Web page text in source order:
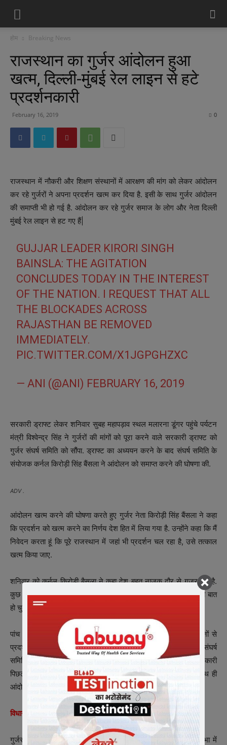
होम Breaking News
राजस्थान का गुर्जर आंदोलन हुआ
खत्म, दिल्ली-मुंबई रेल लाइन से हटे
प्रदर्शनकारी
February 16, 2019 0
राजस्थान में नौकरी और शिक्षण संस्थानों में आरक्षण की मांग को लेकर आंदोलन
कर रहे गुर्जरों ने अपना प्रदर्शन खत्म कर दिया है. इसी के साथ गुर्जर आंदोलन
की समाप्ती भी हो गई है. आंदोलन कर रहे गुर्जर समाज के लोग और नेता दिल्ली
मुंबई रेल लाइन से हट गए हैं|
GUJJAR LEADER KIRORI SINGH
BAINSLA: THE AGITATION
CONCLUDES TODAY IN THE INTEREST
OF THE NATION. I REQUEST THAT ALL
THE BLOCKADES ACROSS
RAJASTHAN BE REMOVED
IMMEDIATELY.
PIC.TWITTER.COM/X1JGPGHZXC
— ANI (@ANI) FEBRUARY 16, 2019
सरकारी ड्राफ्ट लेकर शनिवार सुबह महापड़ाव स्थल मलारना डूंगर पहुंचे पर्यटन
मंत्री विश्वेन्द्र सिंह ने गुर्जरों की मांगों को पूरा करने वाले सरकारी ड्राफ्ट को
गुर्जर संघर्ष समिति को सौंपा. ड्राफ्ट का अध्ययन करने के बाद संघर्ष समिति के
संयोजक कर्नल किरोड़ी सिंह बैंसला ने आंदोलन को समाप्त करने की घोषणा की.
ADV .
आंदोलन खत्म करने की घोषणा करते हुए गुर्जर नेता किरोड़ी सिंह बैंसला ने कहा
कि प्रदर्शन को खत्म करने का निर्णय देश हित में लिया गया है. उन्होंने कहा कि मैं
निवेदन करता हूं कि पूरे राजस्थान में जहां भी प्रदर्शन चल रहा है, उसे तत्काल
खत्म किया जाए.
शनिवार को कर्नल किरोड़ी बैसला ने कहा देश बहुत नाजुक दौर से गुजर रहा है.
कुछ सैनिक शहीद हुए हैं. ट्रैक रोकना बड़ी बात नहीं है. मुख्यमंत्री से हमारी बात
हो चुकी है. हमें आरक्षण मिल रहा है.
पांच फीसदी आरक्षण की मांग को लेकर राजस्थान के गुर्जर पिछले 9 दिनों से
प्रदर्शन कर रहे थे. पांच फीसदी आरक्षण की मांग को लेकर गुर्जर आरक्षण संघर्ष
समिति के संयोजक कर्नल किरोड़ी सिंह बैंसला के नेतृत्व में गुर्जर आंदोलनकारी
पिछले नौ दिन से दिल्ली-मुंबई ट्रैक पर महापड़ाव डाले हुए थे. इसके साथ ही
आंदोलनकारियों ने कई जगह राजमार्गों को भी जाम कर रखा था.
विधानसभा में विधेयक व शासकीय संकल्प पारित हुआ था
गुर्जरों की मांग को देखते हुए पिछले बुधवार को राज्य सरकार ने विधानसभा में